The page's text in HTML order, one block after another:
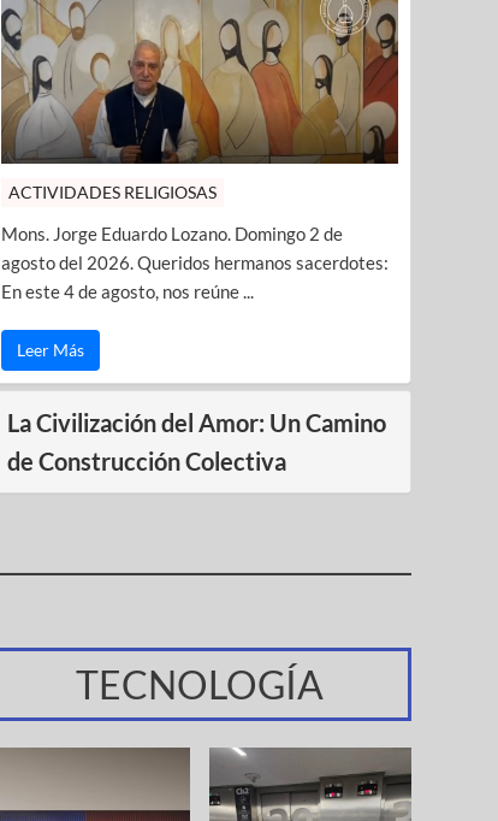
ACTIVIDADES RELIGIOSAS
Mons. Jorge Eduardo Lozano. Domingo 2 de
agosto del 2026. Queridos hermanos sacerdotes:
En este 4 de agosto, nos reúne ...
Leer Más
La Civilización del Amor: Un Camino
de Construcción Colectiva
TECNOLOGÍA